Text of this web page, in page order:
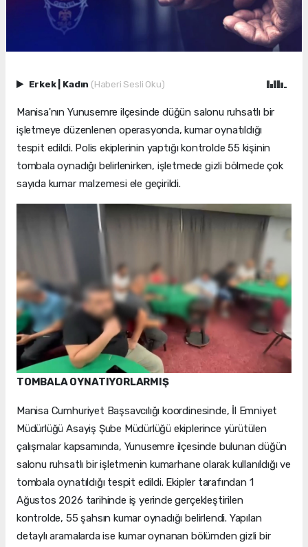
Erkek Kadın (Haberi Sesli Oku)
Manisa'nın Yunusemre ilçesinde düğün salonu ruhsatlı bir
işletmeye düzenlenen operasyonda, kumar oynatıldığı
tespit edildi. Polis ekiplerinin yaptığı kontrolde 55 kişinin
tombala oynadığı belirlenirken, işletmede gizli bölmede çok
sayıda kumar malzemesi ele geçirildi.
TOMBALA OYNATIYORLARMIŞ
Manisa Cumhuriyet Başsavcılığı koordinesinde, İl Emniyet
Müdürlüğü Asayiş Şube Müdürlüğü ekiplerince yürütülen
çalışmalar kapsamında, Yunusemre ilçesinde bulunan düğün
salonu ruhsatlı bir işletmenin kumarhane olarak kullanıldığı ve
tombala oynatıldığı tespit edildi. Ekipler tarafından 1
Ağustos 2026 tarihinde iş yerinde gerçekleştirilen
kontrolde, 55 şahsın kumar oynadığı belirlendi. Yapılan
detaylı aramalarda ise kumar oynanan bölümden gizli bir